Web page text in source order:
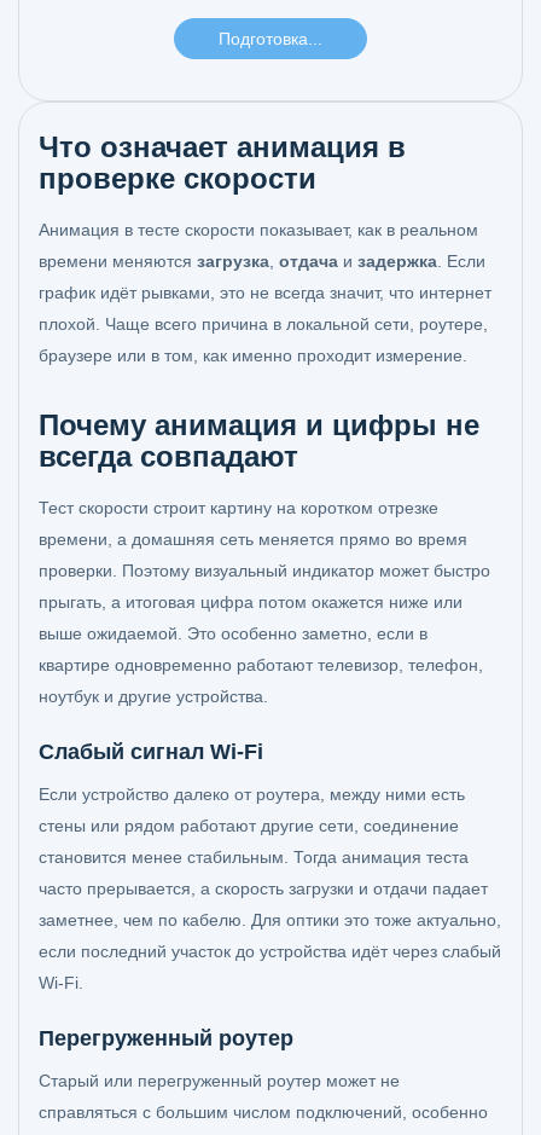
Что означает анимация в
проверке скорости
Анимация в тесте скорости показывает, как в реальном
времени меняются загрузка отдача и задержка . Если
график идёт рывками, это не всегда значит, что интернет
плохой. Чаще всего причина в локальной сети, роутере,
браузере или в том, как именно проходит измерение.
Почему анимация и цифры не
всегда совпадают
Тест скорости строит картину на коротком отрезке
времени, а домашняя сеть меняется прямо во время
проверки. Поэтому визуальный индикатор может быстро
прыгать, а итоговая цифра потом окажется ниже или
выше ожидаемой. Это особенно заметно, если в
квартире одновременно работают телевизор, телефон,
ноутбук и другие устройства.
Слабый сигнал Wi-Fi
Если устройство далеко от роутера, между ними есть
стены или рядом работают другие сети, соединение
становится менее стабильным. Тогда анимация теста
часто прерывается, а скорость загрузки и отдачи падает
заметнее, чем по кабелю. Для оптики это тоже актуально,
если последний участок до устройства идёт через слабый
Wi-Fi.
Перегруженный роутер
Старый или перегруженный роутер может не
справляться с большим числом подключений, особенно